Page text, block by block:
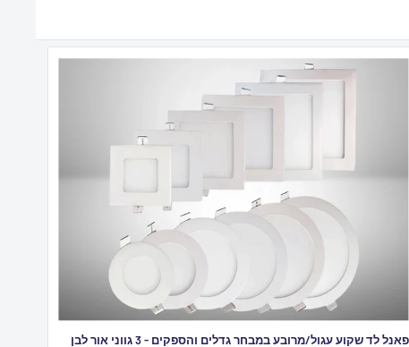
פאנל לד שקוע עגול/מרובע במבחר גדלים והספקים - 3 גווני אור לבן